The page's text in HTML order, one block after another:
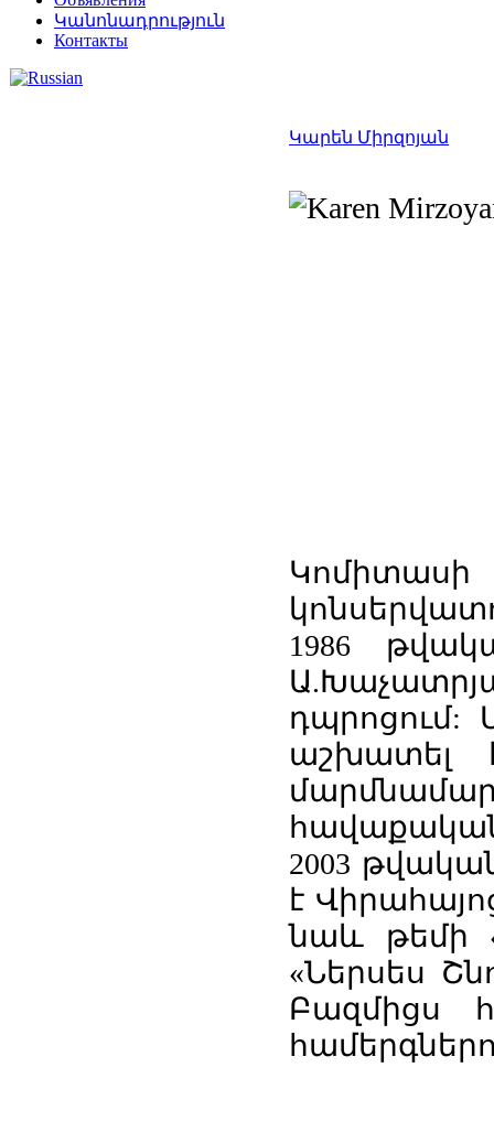
Կանոնադրություն
Контакты
Կարեն Միրզոյան
1986
աշխատել
2003
է
նաև թեմի
«Ներսես
Բազմիցս